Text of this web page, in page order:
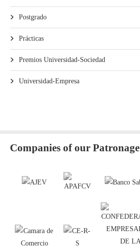
Postgrado
Prácticas
Premios Universidad-Sociedad
Universidad-Empresa
Companies of our Patronage